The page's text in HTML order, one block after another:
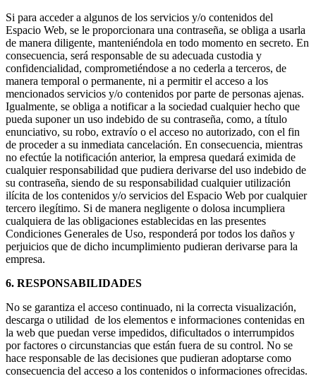
Si para acceder a algunos de los servicios y/o contenidos del
Espacio Web, se le proporcionara una contraseña, se obliga a usarla
de manera diligente, manteniéndola en todo momento en secreto. En
consecuencia, será responsable de su adecuada custodia y
confidencialidad, comprometiéndose a no cederla a terceros, de
manera temporal o permanente, ni a permitir el acceso a los
mencionados servicios y/o contenidos por parte de personas ajenas.
Igualmente, se obliga a notificar a la sociedad cualquier hecho que
pueda suponer un uso indebido de su contraseña, como, a título
enunciativo, su robo, extravío o el acceso no autorizado, con el fin
de proceder a su inmediata cancelación. En consecuencia, mientras
no efectúe la notificación anterior, la empresa quedará eximida de
cualquier responsabilidad que pudiera derivarse del uso indebido de
su contraseña, siendo de su responsabilidad cualquier utilización
ilícita de los contenidos y/o servicios del Espacio Web por cualquier
tercero ilegítimo. Si de manera negligente o dolosa incumpliera
cualquiera de las obligaciones establecidas en las presentes
Condiciones Generales de Uso, responderá por todos los daños y
perjuicios que de dicho incumplimiento pudieran derivarse para la
empresa.
6. RESPONSABILIDADES
No se garantiza el acceso continuado, ni la correcta visualización,
descarga o utilidad de los elementos e informaciones contenidas en
la web que puedan verse impedidos, dificultados o interrumpidos
por factores o circunstancias que están fuera de su control. No se
hace responsable de las decisiones que pudieran adoptarse como
consecuencia del acceso a los contenidos o informaciones ofrecidas.